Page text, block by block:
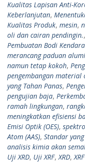
Kualitas Lapisan Anti-
Keberlanjutan,
Kualitas Produk, mesin,
oli dan cairan pendingin.,
Pembuatan Bodi
merancang paduan
namun tetap kokoh,
pengembangan material
yang Tahan Panas,
pengujian baja,
ramah lingkungan,
meningkatkan efisiensi
Emisi Optik (OES),
Atom (AAS), Standar
analisis kimia akan
Uji XRD, Uji XRF, XRD, XRF